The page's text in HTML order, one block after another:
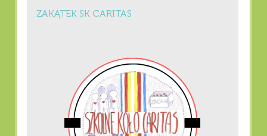
ZAKĄTEK SK CARITAS